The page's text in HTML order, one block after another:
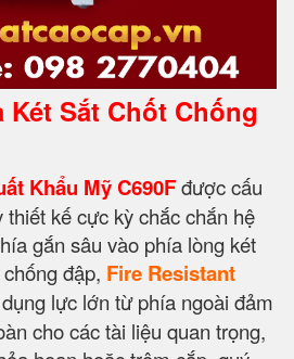
Két Sắt Chốt Chống
Khẩu Mỹ C690Fđược cấu
kế cực kỳ chắc chắn hệ
gắn sâu vào phía lòng két
đập, Fire Resistant
lực lớn từ phía ngoài đảm
cho các tài liệu quan trọng,